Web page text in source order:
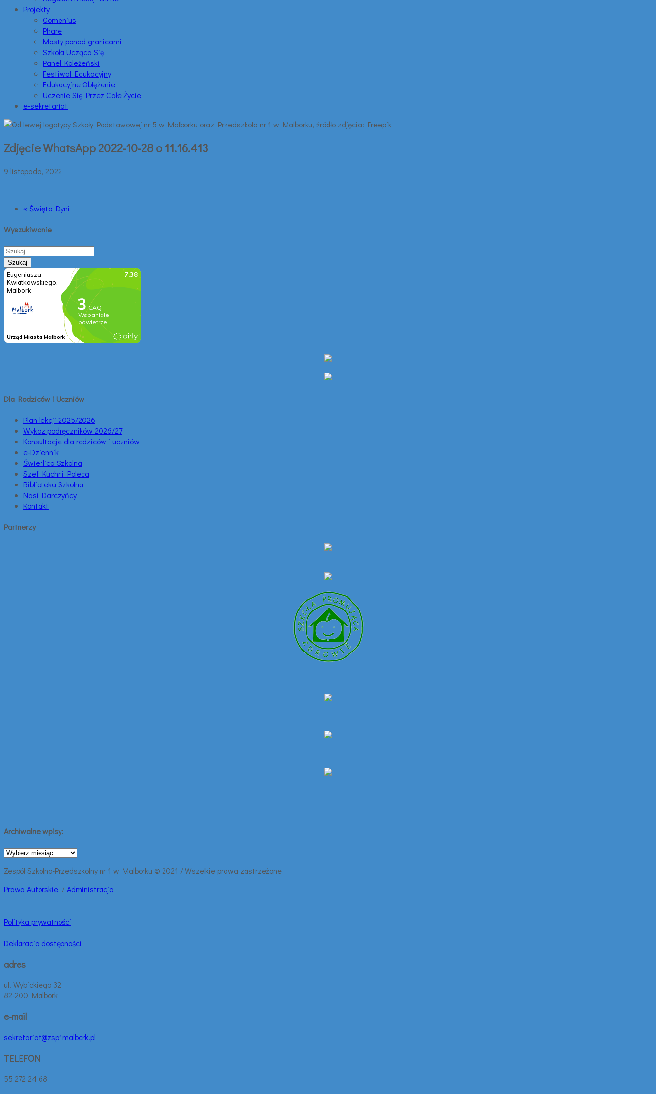
Projekty
Comenius
Phare
Mosty ponad granicami
Szkoła Ucząca Się
Panel Koleżeński
Festiwal Edukacyjny
Edukacyjne Oblężenie
Uczenie Się Przez Całe Życie
e-sekretariat
Zdjęcie WhatsApp 2022-10-28 o 11.16.413
9 listopada, 2022
« Święto Dyni
Wyszukiwanie
Dla Rodziców i Uczniów
Plan lekcji 2025/2026
Wykaz podręczników 2026/27
Konsultacje dla rodziców i uczniów
e-Dziennik
Świetlica Szkolna
Szef Kuchni Poleca
Biblioteka Szkolna
Nasi Darczyńcy
Kontakt
Partnerzy
Archiwalne wpisy:
Archiwalne
Zespół Szkolno-Przedszkolny nr 1 w Malborku © 2021 / Wszelkie prawa zastrzeżone
Prawa Autorskie /Administracja
Polityka prywatności
Deklaracja dostępności
adres
ul. Wybickiego 32
82-200 Malbork
e-mail
sekretariat@zsp1malbork.pl
TELEFON
55 272 24 68